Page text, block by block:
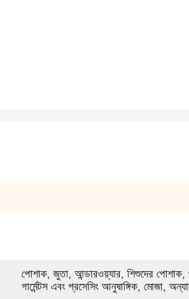
পোশাক, জুতা, আন্ডারওয়্যার, শিশুদের পোশাক,
গার্মেন্টস এবং প্রসেসিং আনুষাঙ্গিক, মোজা,